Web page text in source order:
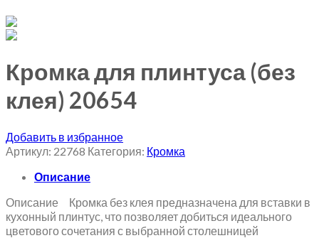
Кромка для плинтуса (без
клея) 20654
Добавить в избранное
Артикул: 22768 Категория: Кромка
Описание
Описание Кромка без клея предназначена для вставки в
кухонный плинтус, что позволяет добиться идеального
цветового сочетания с выбранной столешницей